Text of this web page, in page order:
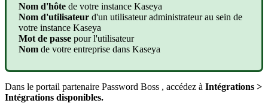
Nom d'hôte de votre instance Kaseya
Nom d'utilisateur d'un utilisateur administrateur au sein de
votre instance Kaseya
Mot de passe pour l'utilisateur
Nom de votre entreprise dans Kaseya
Dans le portail partenaire Password Boss , accédez à Intégrations >
Intégrations disponibles.